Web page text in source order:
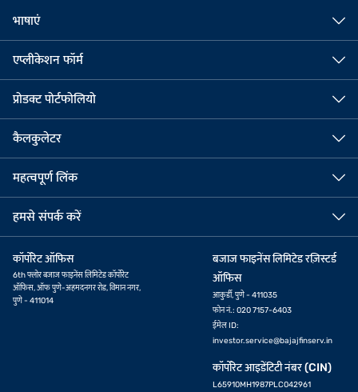
भाषाएं
एप्लीकेशन फॉर्म
प्रोडक्ट पोर्टफोलियो
कैलकुलेटर
महत्वपूर्ण लिंक
हमसे संपर्क करें
कॉर्पोरेट ऑफिस
6th फ्लोर बजाज फाइनेंस लिमिटेड कॉर्पोरेट
ऑफिस, ऑफ पुणे-अहमदनगर रोड, विमान नगर,
पुणे - 411014
बजाज फाइनेंस लिमिटेड रज़िस्टर्ड
ऑफिस
आकुर्डी, पुणे - 411035
फोन नं.: 020 7157-6403
ईमेल ID:
investor.service@bajajfinserv.in
कॉर्पोरेट आइडेंटिटी नंबर (CIN)
L65910MH1987PLC042961